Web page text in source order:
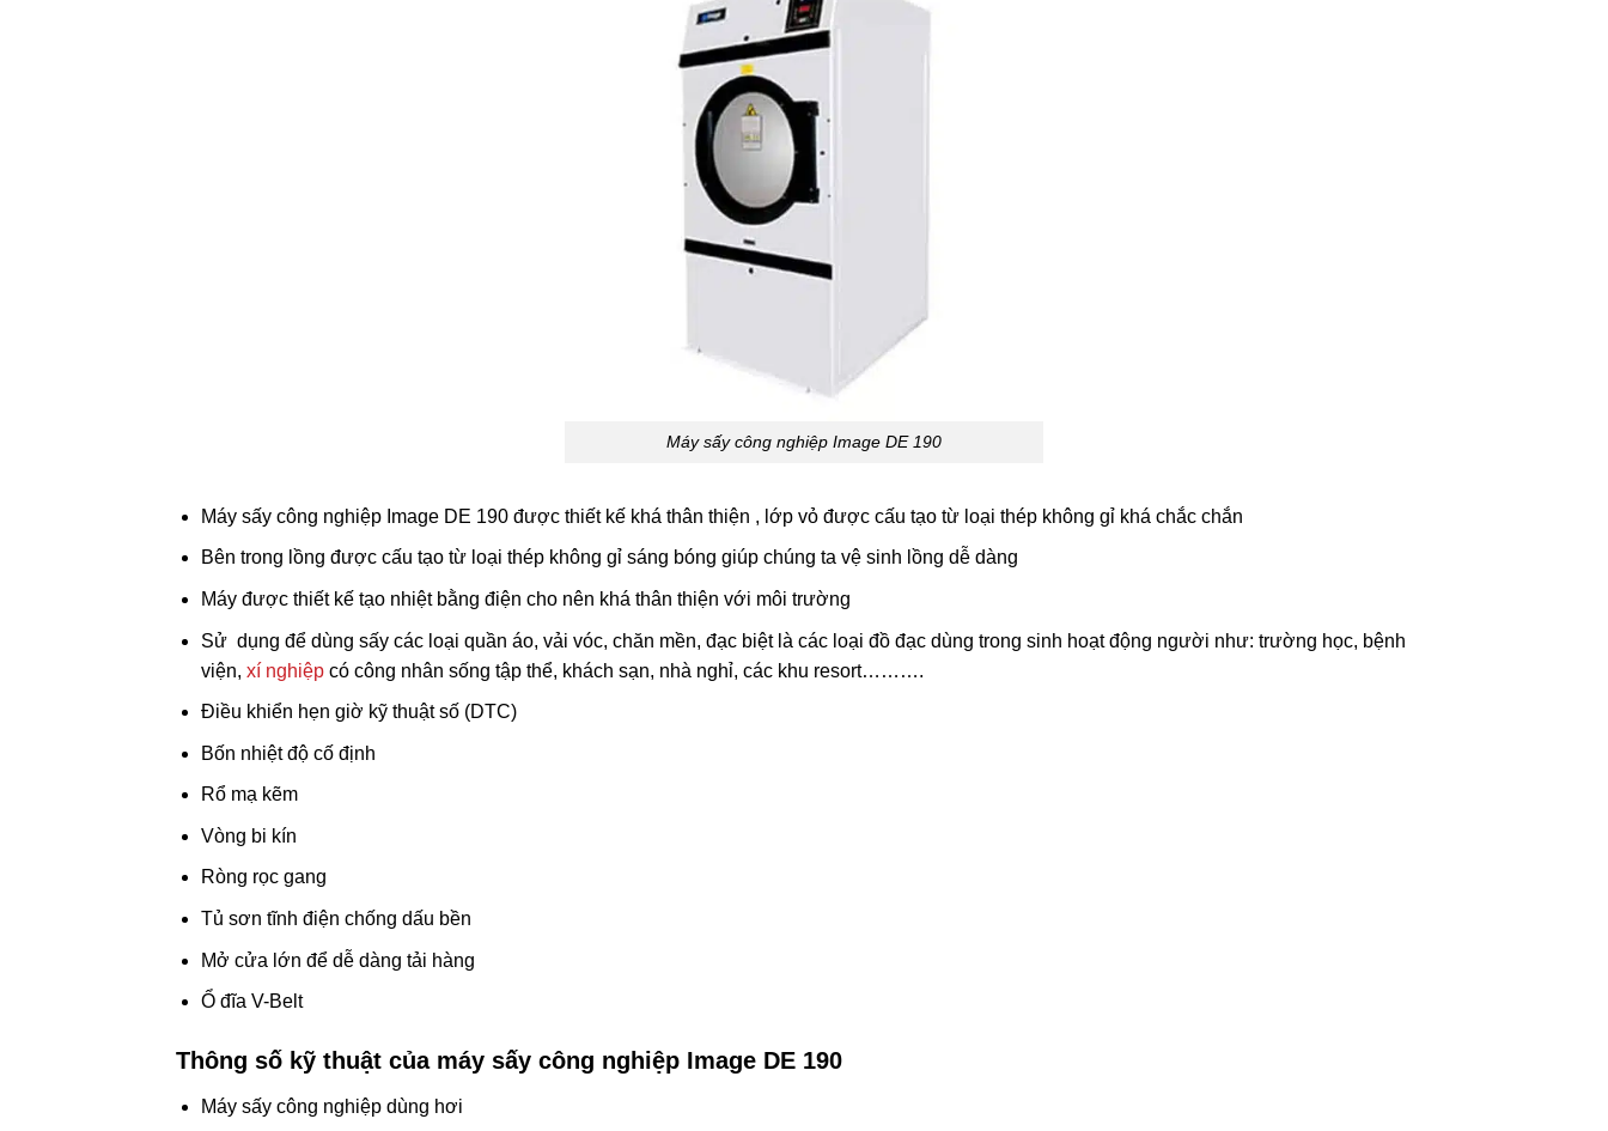
Máy sấy công nghiệp Image DE 190
Máy sấy công nghiệp Image DE 190 được thiết kế khá thân thiện , lớp vỏ được cấu tạo từ loại thép không gỉ khá chắc chắn
Bên trong lồng được cấu tạo từ loại thép không gỉ sáng bóng giúp chúng ta vệ sinh lồng dễ dàng
Máy được thiết kế tạo nhiệt bằng điện cho nên khá thân thiện với môi trường
Sử dụng để dùng sấy các loại quần áo, vải vóc, chăn mền, đạc biệt là các loại đồ đạc dùng trong sinh hoạt động người như: trường học, bệnh
viện, xí nghiệp có công nhân sống tập thể, khách sạn, nhà nghỉ, các khu resort……….
Điều khiển hẹn giờ kỹ thuật số (DTC)
Bốn nhiệt độ cố định
Rổ mạ kẽm
Vòng bi kín
Ròng rọc gang
Tủ sơn tĩnh điện chống dấu bền
Mở cửa lớn để dễ dàng tải hàng
Ổ đĩa V-Belt
Thông số kỹ thuật của máy sấy công nghiệp Image DE 190
Máy sấy công nghiệp dùng hơi